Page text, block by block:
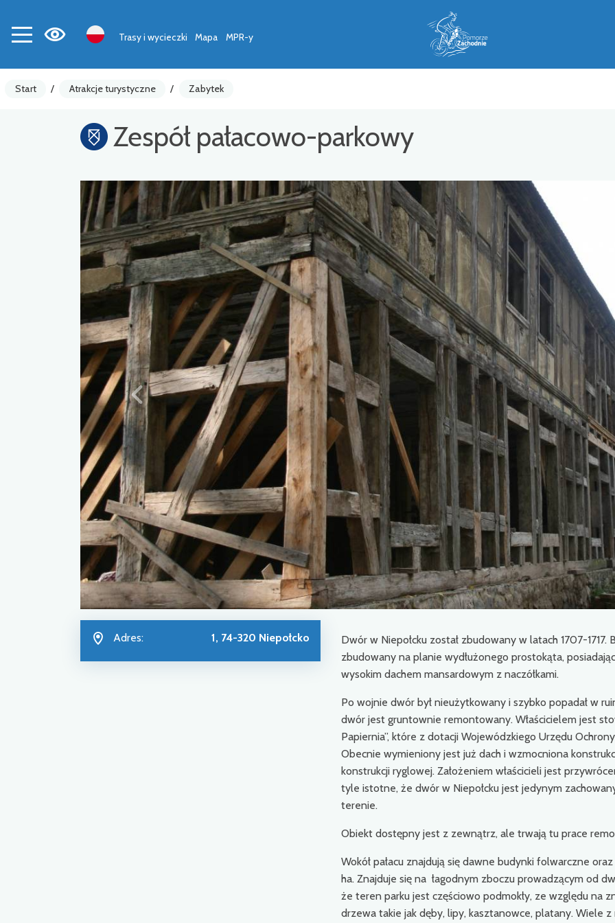
Trasy i wycieczki Mapa MPR-y
Start / Atrakcje turystyczne / Zabytek
Zespół pałacowo-parkowy
Adres: 1, 74-320 Niepołcko
Dwór w Niepołcku został zbudowany w latach 1707-
zbudowany na planie wydłużonego prostokąta,
wysokim dachem mansardowym z naczółkami.
Po wojnie dwór był nieużytkowany i szybko popadał w
dwór jest gruntownie remontowany. Właścicielem jest
Papiernia”, które z dotacji Wojewódzkiego Urzędu
Obecnie wymieniony jest już dach i wzmocniona
konstrukcji ryglowej. Założeniem właścicieli jest
tyle istotne, że dwór w Niepołcku jest jedynym
terenie.
Obiekt dostępny jest z zewnątrz, ale trwają tu prace
Wokół pałacu znajdują się dawne budynki folwarczne
ha. Znajduje się na łagodnym zboczu prowadzącym od
że teren parku jest częściowo podmokły, ze względu na
drzewa takie jak dęby, lipy, kasztanowce, platany. Wiele